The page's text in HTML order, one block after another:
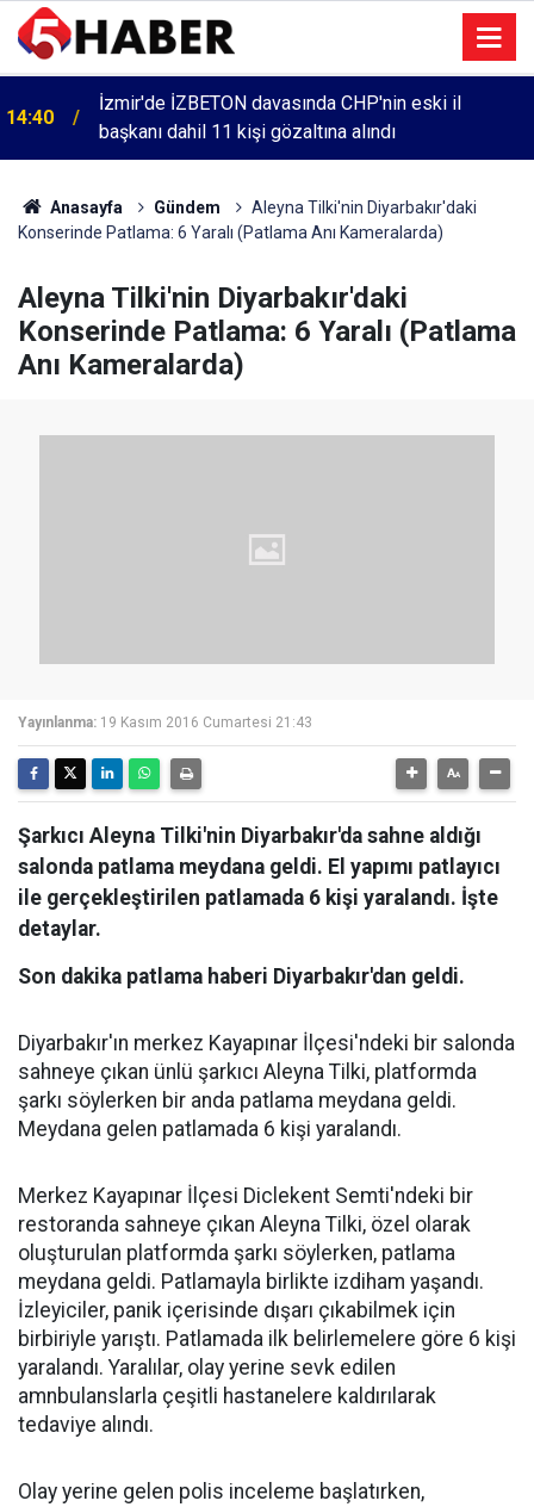
14:40
İzmir'de İZBETON davasında CHP'nin eski il
başkanı dahil 11 kişi gözaltına alındı
Anasayfa Gündem
Aleyna Tilki'nin Diyarbakır'daki
Konserinde Patlama: 6 Yaralı (Patlama Anı Kameralarda)
Aleyna Tilki'nin Diyarbakır'daki
Konserinde Patlama: 6 Yaralı (Patlama
Anı Kameralarda)
Yayınlanma: 19 Kasım 2016 Cumartesi 21:43
Şarkıcı Aleyna Tilki'nin Diyarbakır'da sahne aldığı
salonda patlama meydana geldi. El yapımı patlayıcı
ile gerçekleştirilen patlamada 6 kişi yaralandı. İşte
detaylar.
Son dakika patlama haberi Diyarbakır'dan geldi.
Diyarbakır'ın merkez Kayapınar İlçesi'ndeki bir salonda
sahneye çıkan ünlü şarkıcı Aleyna Tilki, platformda
şarkı söylerken bir anda patlama meydana geldi.
Meydana gelen patlamada 6 kişi yaralandı.
Merkez Kayapınar İlçesi Diclekent Semti'ndeki bir
restoranda sahneye çıkan Aleyna Tilki, özel olarak
oluşturulan platformda şarkı söylerken, patlama
meydana geldi. Patlamayla birlikte izdiham yaşandı.
İzleyiciler, panik içerisinde dışarı çıkabilmek için
birbiriyle yarıştı. Patlamada ilk belirlemelere göre 6 kişi
yaralandı. Yaralılar, olay yerine sevk edilen
amnbulanslarla çeşitli hastanelere kaldırılarak
tedaviye alındı.
Olay yerine gelen polis inceleme başlatırken,